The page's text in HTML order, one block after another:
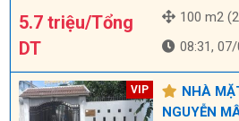
5.7 triệu/Tổng
DT
100 m2
08:31,
NHÀ
NGUYỄN